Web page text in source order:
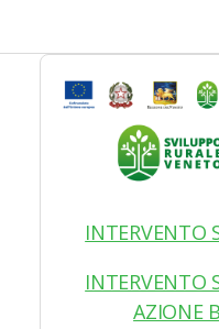
INTERVENTO
INTERVENTO
AZIONE B